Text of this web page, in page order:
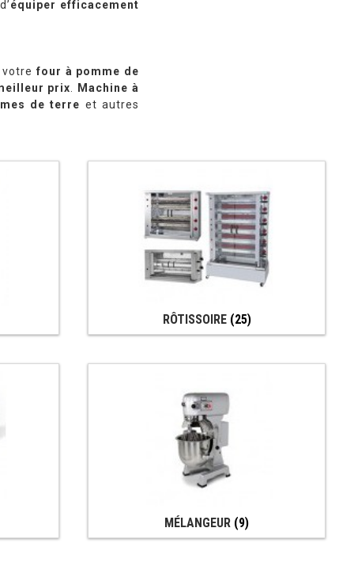
équiper efficacement
four à pomme de
prix
Machine à
de terre et autres
RÔTISSOIRE (25)
MÉLANGEUR (9)